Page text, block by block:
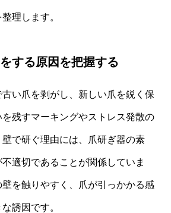
理します。
する原因を把握する
い爪を剥がし、新しい爪を鋭く保
残すマーキングやストレス発散の
で研ぐ理由には、爪研ぎ器の素
適切であることが関係していま
を触りやすく、爪が引っかかる感
誘因です。